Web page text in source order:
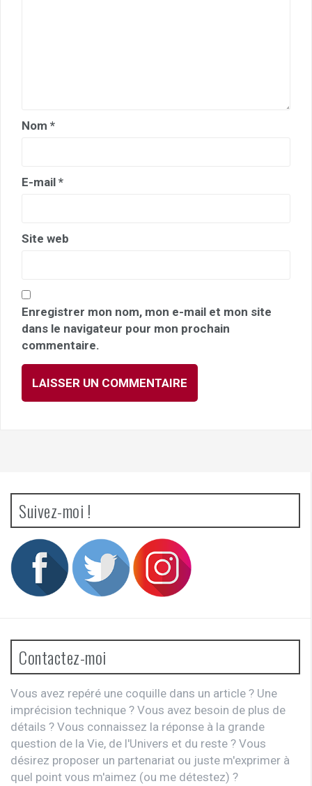
Nom *
E-mail *
Site web
Enregistrer mon nom, mon e-mail et mon site
dans le navigateur pour mon prochain
commentaire.
Suivez-moi !
Contactez-moi
Vous avez repéré une coquille dans un article ? Une
imprécision technique ? Vous avez besoin de plus de
détails ? Vous connaissez la réponse à la grande
question de la Vie, de l'Univers et du reste ? Vous
désirez proposer un partenariat ou juste m'exprimer à
quel point vous m'aimez (ou me détestez) ?